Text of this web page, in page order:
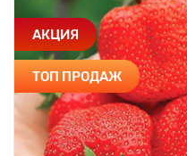
АКЦИЯ
ТОП ПРОДАЖ